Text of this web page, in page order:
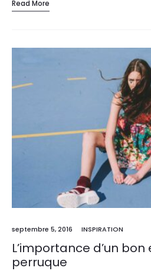
Read More
septembre 5, 2016 INSPIRATION
L’importance d’un
perruque